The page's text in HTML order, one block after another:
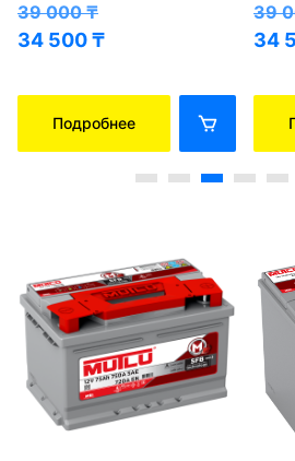
39 000₸
34 500₸
Подробнее
39
34